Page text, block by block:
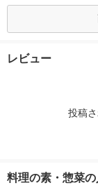
レビュー
投稿
料理の素・惣菜